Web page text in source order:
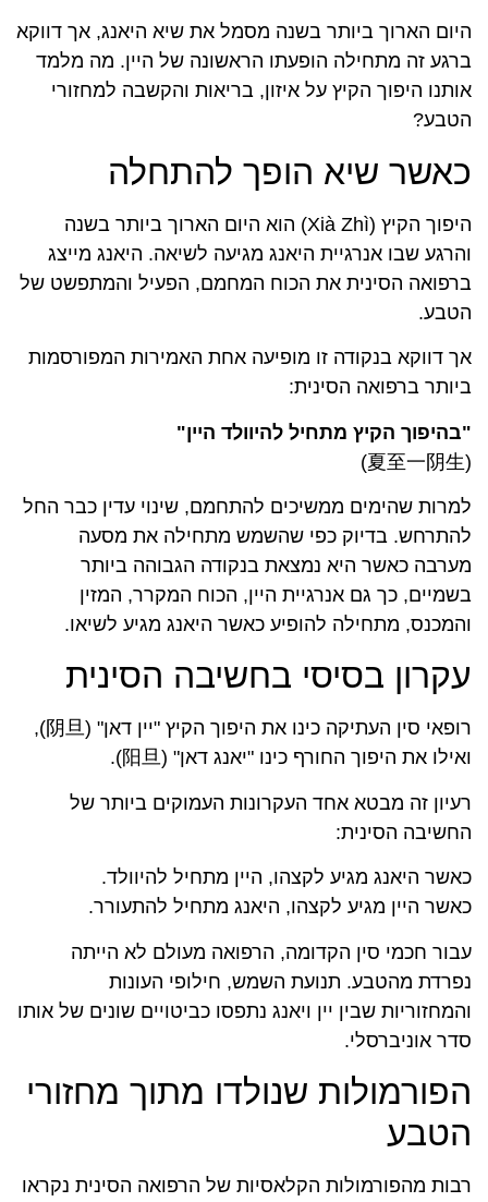
היום הארוך ביותר בשנה מסמל את שיא היאנג, אך דווקא
ברגע זה מתחילה הופעתו הראשונה של היין. מה מלמד
אותנו היפוך הקיץ על איזון, בריאות והקשבה למחזורי
הטבע?
כאשר שיא הופך להתחלה
היפוך הקיץ (Xià Zhì) הוא היום הארוך ביותר בשנה
והרגע שבו אנרגיית היאנג מגיעה לשיאה. היאנג מייצג
ברפואה הסינית את הכוח המחמם, הפעיל והמתפשט של
הטבע.
אך דווקא בנקודה זו מופיעה אחת האמירות המפורסמות
ביותר ברפואה הסינית:
"בהיפוך הקיץ מתחיל להיוולד היין"
(夏至一阴生)
למרות שהימים ממשיכים להתחמם, שינוי עדין כבר החל
להתרחש. בדיוק כפי שהשמש מתחילה את מסעה
מערבה כאשר היא נמצאת בנקודה הגבוהה ביותר
בשמיים, כך גם אנרגיית היין, הכוח המקרר, המזין
והמכנס, מתחילה להופיע כאשר היאנג מגיע לשיאו.
עקרון בסיסי בחשיבה הסינית
רופאי סין העתיקה כינו את היפוך הקיץ "יין דאן" (阴旦),
ואילו את היפוך החורף כינו "יאנג דאן" (阳旦).
רעיון זה מבטא אחד העקרונות העמוקים ביותר של
החשיבה הסינית:
כאשר היאנג מגיע לקצהו, היין מתחיל להיוולד.
כאשר היין מגיע לקצהו, היאנג מתחיל להתעורר.
עבור חכמי סין הקדומה, הרפואה מעולם לא הייתה
נפרדת מהטבע. תנועת השמש, חילופי העונות
והמחזוריות שבין יין ויאנג נתפסו כביטויים שונים של אותו
סדר אוניברסלי.
הפורמולות שנולדו מתוך מחזורי
הטבע
רבות מהפורמולות הקלאסיות של הרפואה הסינית נקראו